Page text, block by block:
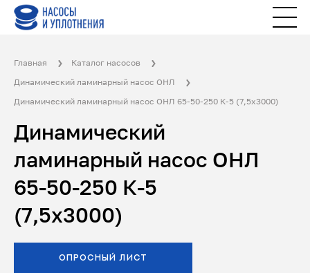
Главная
Каталог насосов
Динамический ламинарный насос ОНЛ
Динамический ламинарный насос ОНЛ 65-50-250 К-5 (7,5x3000)
Динамический
ламинарный насос ОНЛ
65-50-250 К-5
(7,5x3000)
ОПРОСНЫЙ ЛИСТ